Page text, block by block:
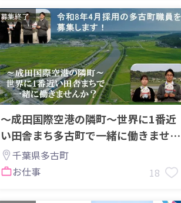
募集終了
～成田国際空港の隣町～世界に1番近
い田舎まち多古町で一緒に働きません
か？千葉県多古町
お仕事
18